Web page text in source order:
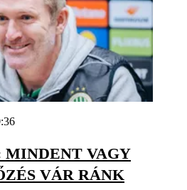
VAGY
VÁR RÁNK